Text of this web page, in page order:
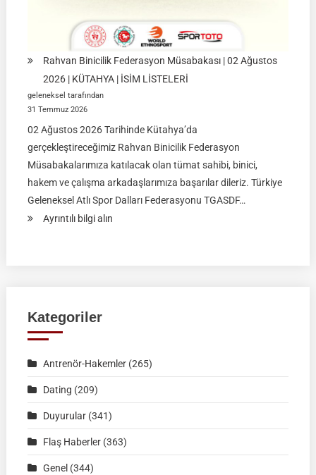
Rahvan Binicilik Federasyon Müsabakası | 02 Ağustos
2026 | KÜTAHYA | İSİM LİSTELERİ
geleneksel tarafından
31 Temmuz 2026
02 Ağustos 2026 Tarihinde Kütahya’da
gerçekleştireceğimiz Rahvan Binicilik Federasyon
Müsabakalarımıza katılacak olan tümat sahibi, binici,
hakem ve çalışma arkadaşlarımıza başarılar dileriz. Türkiye
Geleneksel Atlı Spor Dalları Federasyonu TGASDF…
Ayrıntılı bilgi alın:
2026
KÜTAHYA
İSİM
LİSTELERİ
Kategoriler
Antrenör-Hakemler(265)
Dating (209)
Duyurular(341)
Flaş Haberler(363)
Genel (344)